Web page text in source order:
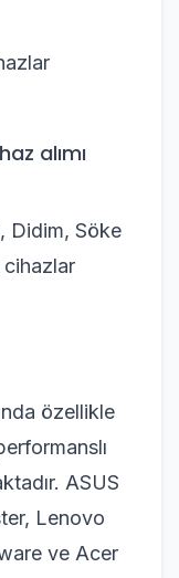
alımı
Didim, Söke
özellikle
ASUS
Lenovo
ve Acer